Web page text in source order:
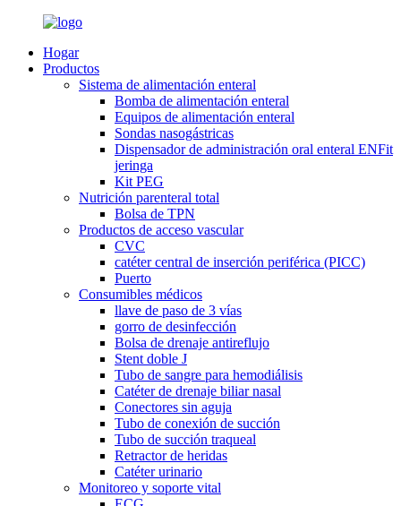
Hogar
Productos
Sistema de alimentación enteral
Bomba de alimentación enteral
Equipos de alimentación enteral
Sondas nasogástricas
Dispensador de administración oral enteral ENFit
jeringa
Kit PEG
Nutrición parenteral total
Bolsa de TPN
Productos de acceso vascular
CVC
catéter central de inserción periférica (PICC)
Puerto
Consumibles médicos
llave de paso de 3 vías
gorro de desinfección
Bolsa de drenaje antireflujo
Stent doble J
Tubo de sangre para hemodiálisis
Catéter de drenaje biliar nasal
Conectores sin aguja
Tubo de conexión de succión
Tubo de succión traqueal
Retractor de heridas
Catéter urinario
Monitoreo y soporte vital